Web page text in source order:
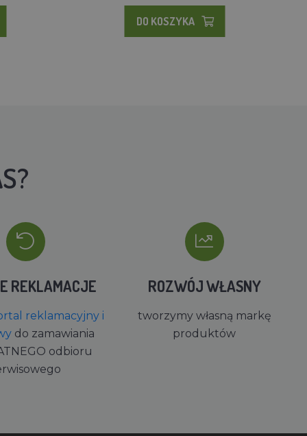
DO KOSZYKA
REKLAMACJE
reklamacyjny i
do zamawiania
odbioru
ROZWÓJ WŁASNY
tworzymy własną markę
produktów